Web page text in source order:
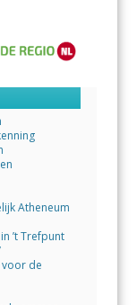
Atheneum
’t Trefpunt
voor de